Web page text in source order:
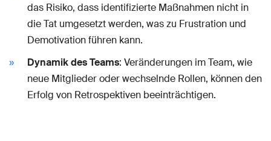
das Risiko, dass identifizierte Maßnahmen nicht in
die Tat umgesetzt werden, was zu Frustration und
Demotivation führen kann.
Dynamik des Teams: Veränderungen im Team, wie
neue Mitglieder oder wechselnde Rollen, können den
Erfolg von Retrospektiven beeinträchtigen.